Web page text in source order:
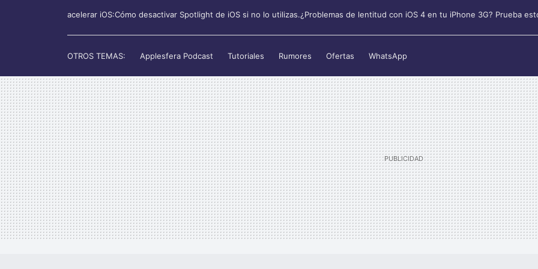
acelerar iOS:Cómo desactivar Spotlight de iOS si no lo utilizas.¿Problemas de lentitud con iOS 4 en tu iPhone 3G? Prueba
OTROS TEMAS: Applesfera Podcast Tutoriales Rumores Ofertas WhatsApp